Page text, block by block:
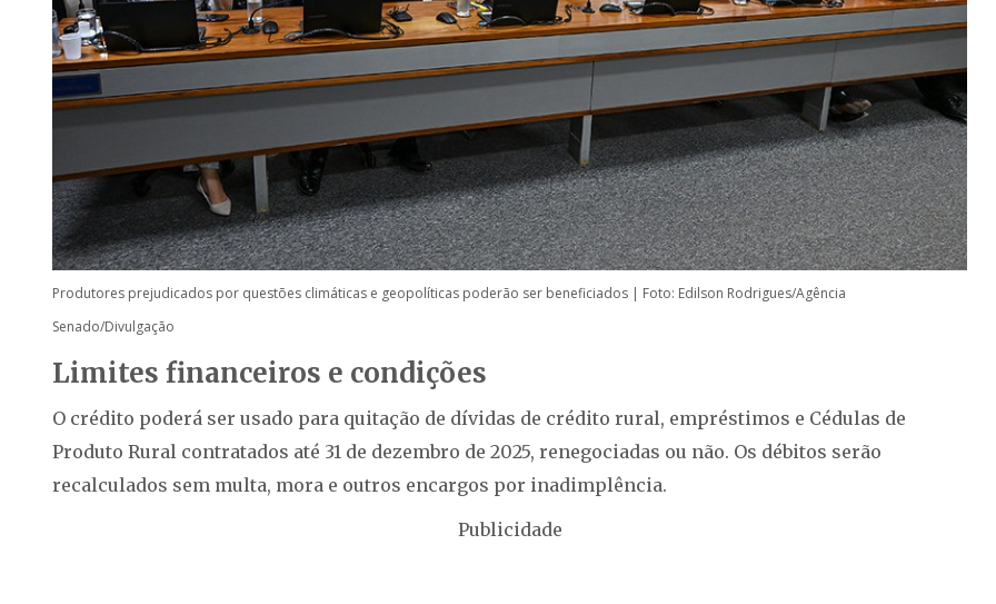
Produtores prejudicados por questões climáticas e geopolíticas poderão ser beneficiados | Foto: Edilson Rodrigues/Agência
Senado/Divulgação
Limites financeiros e condições
O crédito poderá ser usado para quitação de dívidas de crédito rural, empréstimos e Cédulas de
Produto Rural contratados até 31 de dezembro de 2025, renegociadas ou não. Os débitos serão
recalculados sem multa, mora e outros encargos por inadimplência.
Publicidade